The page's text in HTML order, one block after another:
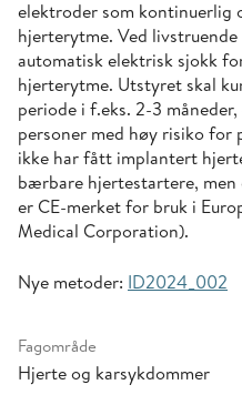
elektroder som kontinuerlig
hjerterytme. Ved
automatisk elektrisk sjokk
hjerterytme. Utstyret skal
periode i f.eks. 2-3
personer med høy risiko for
ikke har fått implantert
bærbare hjertestartere, men
er CE-merket for bruk i
Medical Corporation).
Nye metoder: ID2024_002
Fagområde
Hjerte og karsykdommer